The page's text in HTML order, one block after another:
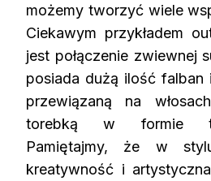
możemy tworzyć wiele
Ciekawym przykładem
jest połączenie zwiewnej
posiada dużą ilość
przewiązaną na
torebką w formie
Pamiętajmy, że w
kreatywność i